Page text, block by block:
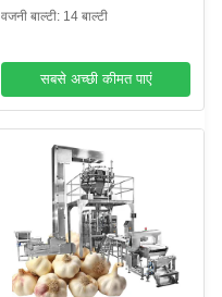
वजनी बाल्टी: 14 बाल्टी
सबसे अच्छी कीमत पाएं